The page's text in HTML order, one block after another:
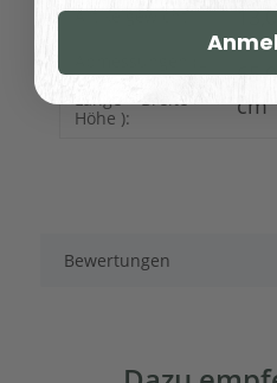
Artikelgewicht:
x B/T x H) (
Länge × Breite ×
Höhe ):
cm
Bewertungen